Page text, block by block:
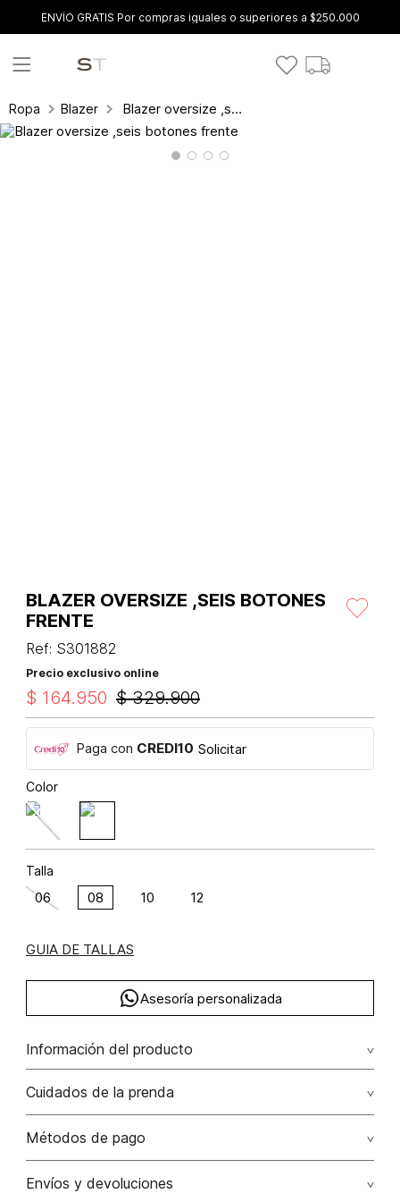
ENVÍO GRATIS Por compras iguales o superiores a $250.000
Ropa Blazer Blazer oversize ,seis botones frente
BLAZER OVERSIZE ,SEIS BOTONES
FRENTE
Ref: S301882
Precio exclusivo online
$ 329.900
$ 164.950
Paga con CREDI10 Solicitar
Color
Talla
06 08 10 12
GUIA DE TALLAS
Asesoría personalizada
Información del producto
Poliéster 100% 100.00% poliéster/polyester
Cuidados de la prenda
Lavado profesional en húmedo (w) planchar con vapor
No lavar
Métodos de pago
Tarjetas de crédito: Visa, Dinners, Master Card y American
Envíos y devoluciones